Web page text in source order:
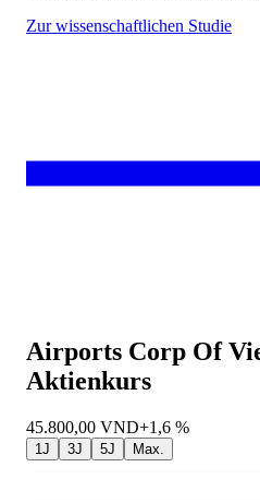
Zur wissenschaftlichen Studie
Airports Corp Of
Aktienkurs
45.800,00 VND+1,6 %
1J 3J 5J Max.